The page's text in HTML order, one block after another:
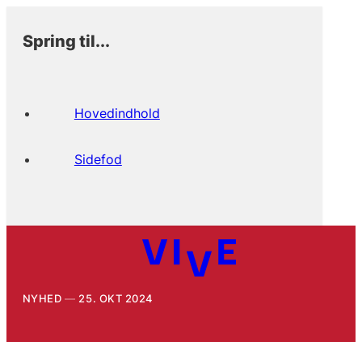
Spring til...
Hovedindhold
Sidefod
NYHED 25. OKT 2024